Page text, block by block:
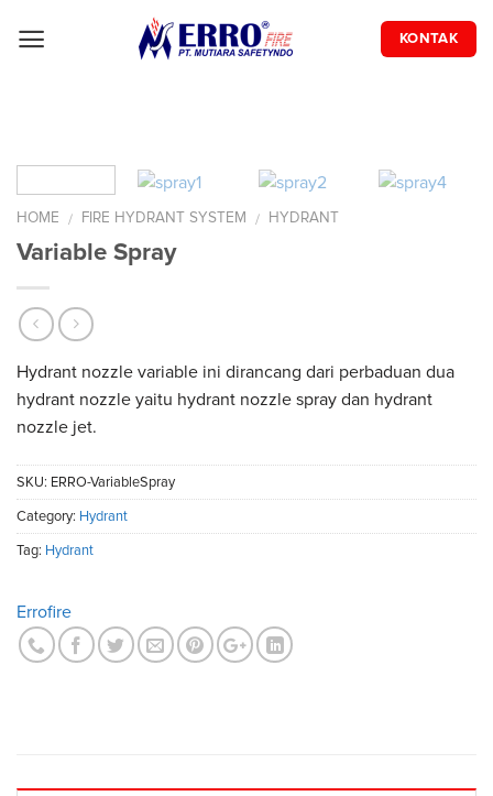
KONTAK
HOME / FIRE HYDRANT SYSTEM / HYDRANT
Variable Spray
Hydrant nozzle variable ini dirancang dari perbaduan dua
hydrant nozzle yaitu hydrant nozzle spray dan hydrant
nozzle jet.
SKU: ERRO-VariableSpray
Category: Hydrant
Tag: Hydrant
Errofire